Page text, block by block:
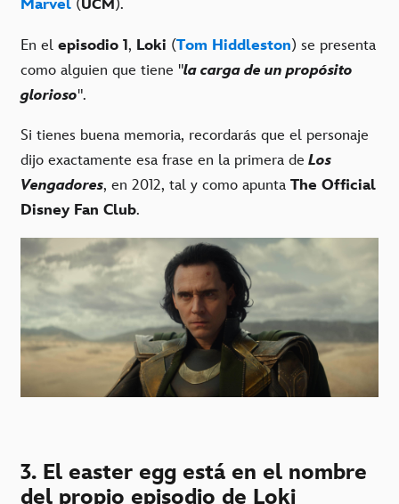
Marvel (UCM).
En el episodio 1, Loki (Tom Hiddleston) se presenta
como alguien que tiene "la carga de un propósito
glorioso".
Si tienes buena memoria, recordarás que el personaje
dijo exactamente esa frase en la primera de Los
Vengadores, en 2012, tal y como apunta The Official
Disney Fan Club.
3. El easter egg está en el nombre
del propio episodio de Loki